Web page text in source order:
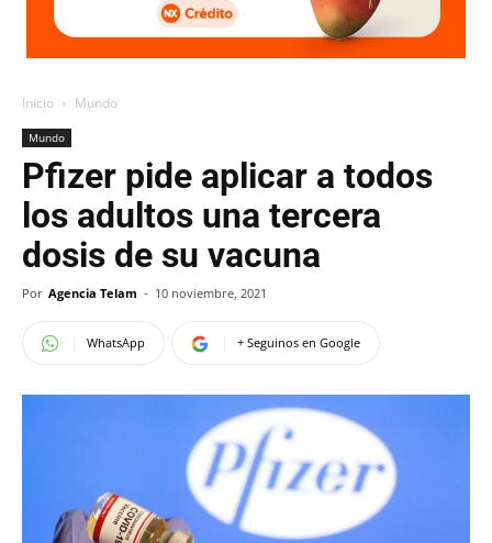
Inicio Mundo
Mundo
Pfizer pide aplicar a todos
los adultos una tercera
dosis de su vacuna
Por Agencia Telam - 10 noviembre, 2021
WhatsApp + Seguinos en Google